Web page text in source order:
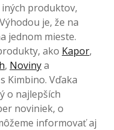
produktov,
je, že na
jednom mieste.
ako Kapor,
, Novinya
Kimbino. Vďaka
o najlepších
noviniek, o
informovať aj